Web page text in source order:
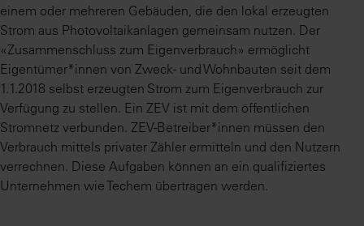
einem oder mehreren Gebäuden, die den lokal erzeugten
Strom aus Photovoltaikanlagen gemeinsam nutzen. Der
«Zusammenschluss zum Eigenverbrauch» ermöglicht
Eigentümer*innen von Zweck- und Wohnbauten seit dem
1.1.2018 selbst erzeugten Strom zum Eigenverbrauch zur
Verfügung zu stellen. Ein ZEV ist mit dem öffentlichen
Stromnetz verbunden. ZEV-Betreiber*innen müssen den
Verbrauch mittels privater Zähler ermitteln und den Nutzern
verrechnen. Diese Aufgaben können an ein qualifiziertes
Unternehmen wie Techem übertragen werden.